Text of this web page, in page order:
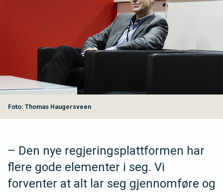
Foto: Thomas Haugersveen
– Den nye regjeringsplattformen har
flere gode elementer i seg. Vi
forventer at alt lar seg gjennomføre og